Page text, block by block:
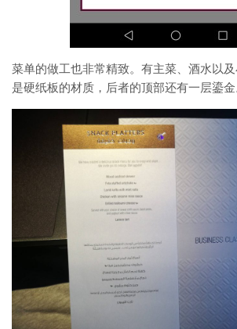
菜单的做工也非常精致。有主菜、酒水以
是硬纸板的材质，后者的顶部还有一层鎏金